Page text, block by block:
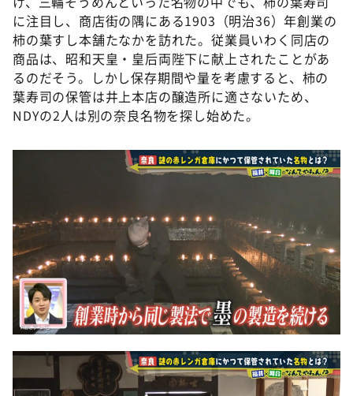
に注目し、商店街の隅にある1903（明治36）年創業の
柿の葉すし本舗たなかを訪れた。従業員いわく同店の
商品は、昭和天皇・皇后両陛下に献上されたことがあ
るのだそう。しかし保存期間や量を考慮すると、柿の
葉寿司の保管は井上本店の醸造所に適さないため、
NDYの2人は別の奈良名物を探し始めた。